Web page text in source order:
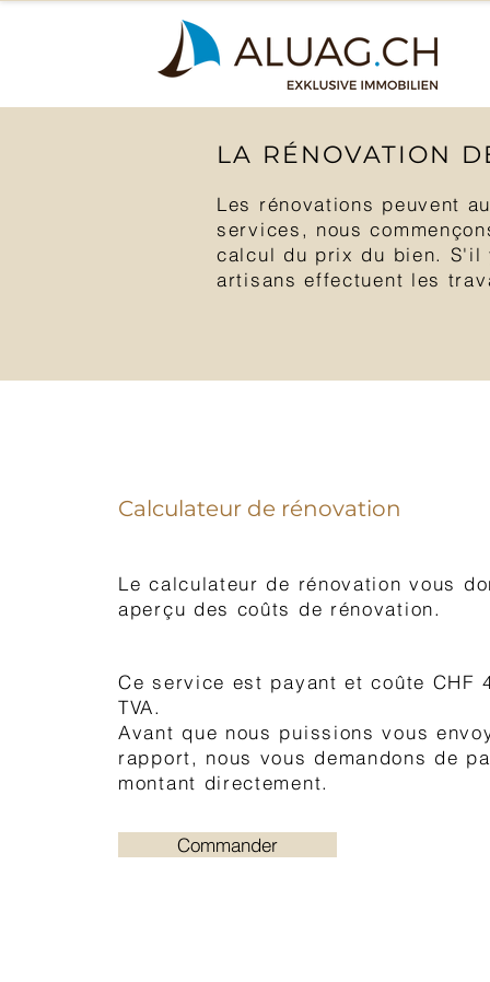
LA RÉNOVATION
Les rénovations peuvent
services, nous
calcul du prix du bien. S'il
artisans effectuent les
Calculateur de rénovation
Le calculateur de rénovation vous
aperçu des coûts de rénovation.
Ce service est payant et coûte CHF
TVA.
Avant que nous puissions vous
rapport, nous vous demandons de
montant directement.
Commander